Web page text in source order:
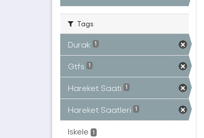
Tags
Durak 1
Gtfs 1
Hareket Saati 1
Hareket Saatleri 1
Iskele 1